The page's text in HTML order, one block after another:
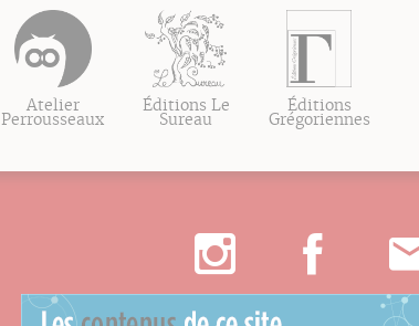
Atelier
Perrousseaux
Éditions Le
Sureau
Éditions
Grégoriennes